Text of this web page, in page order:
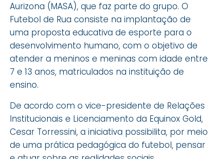
Aurizona (MASA), que faz parte do grupo. O
Futebol de Rua consiste na implantação de
uma proposta educativa de esporte para o
desenvolvimento humano, com o objetivo de
atender a meninos e meninas com idade entre
7 e 13 anos, matriculados na instituição de
ensino.
De acordo com o vice-presidente de Relações
Institucionais e Licenciamento da Equinox Gold,
Cesar Torressini, a iniciativa possibilita, por meio
de uma prática pedagógica do futebol, pensar